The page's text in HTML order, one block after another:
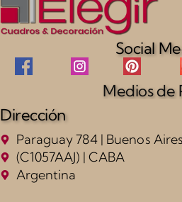
Social
Medios de
Dirección
Paraguay 784 | Buenos Aires
(C1057AAJ) | CABA
Argentina